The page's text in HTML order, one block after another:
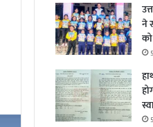
ने